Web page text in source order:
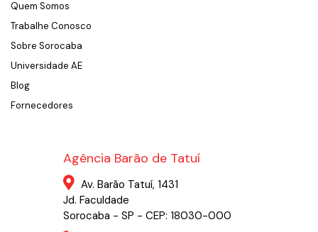
Quem Somos
Trabalhe Conosco
Sobre Sorocaba
Universidade AE
Blog
Fornecedores
Agência Barão de Tatuí
Av. Barão Tatuí, 1431
Jd. Faculdade
Sorocaba - SP - CEP: 18030-000